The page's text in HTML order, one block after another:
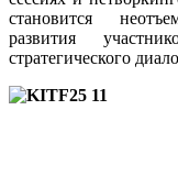
становится
развития
стратегического